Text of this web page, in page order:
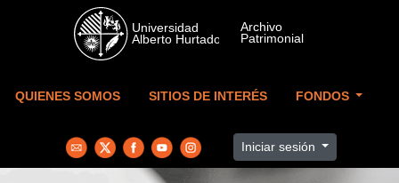
Skip to main content
QUIENES SOMOS SITIOS DE INTERÉS FONDOS
Iniciar sesión